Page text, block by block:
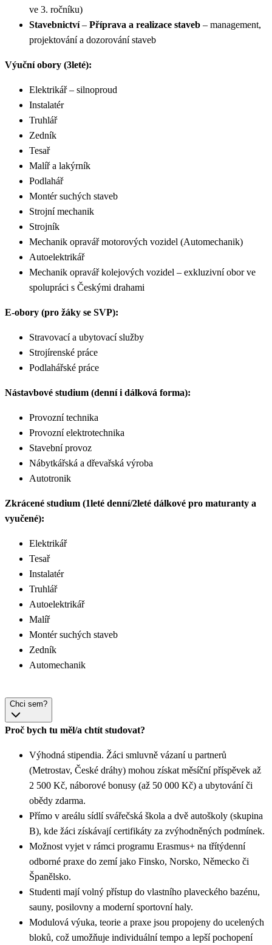
ve 3. ročníku)
Stavebnictví– Příprava a realizace staveb – management,
projektování a dozorování staveb
Výuční obory (3leté):
Elektrikář – silnoproud
Instalatér
Truhlář
Zedník
Tesař
Malíř a lakýrník
Podlahář
Montér suchých staveb
Strojní mechanik
Strojník
Mechanik opravář motorových vozidel (Automechanik)
Autoelektrikář
Mechanik opravář kolejových vozidel – exkluzivní obor ve
spolupráci s Českými drahami
E-obory (pro žáky se SVP):
Stravovací a ubytovací služby
Strojírenské práce
Podlahářské práce
Nástavbové studium (denní i dálková forma):
Provozní technika
Provozní elektrotechnika
Stavební provoz
Nábytkářská a dřevařská výroba
Autotronik
Zkrácené studium (1leté denní/2leté dálkové pro maturanty a
vyučené):
Elektrikář
Tesař
Instalatér
Truhlář
Autoelektrikář
Malíř
Montér suchých staveb
Zedník
Automechanik
Chci sem?
Proč bych tu měl/a chtít studovat?
Výhodná stipendia. Žáci smluvně vázaní u partnerů
(Metrostav, České dráhy) mohou získat měsíční příspěvek až
2 500 Kč, náborové bonusy (až 50 000 Kč) a ubytování či
obědy zdarma.
Přímo v areálu sídlí svářečská škola a dvě autoškoly (skupina
B), kde žáci získávají certifikáty za zvýhodněných podmínek.
Možnost vyjet v rámci programu Erasmus+ na třítýdenní
odborné praxe do zemí jako Finsko, Norsko, Německo či
Španělsko.
Studenti mají volný přístup do vlastního plaveckého bazénu,
sauny, posilovny a moderní sportovní haly.
Modulová výuka, teorie a praxe jsou propojeny do ucelených
bloků, což umožňuje individuální tempo a lepší pochopení